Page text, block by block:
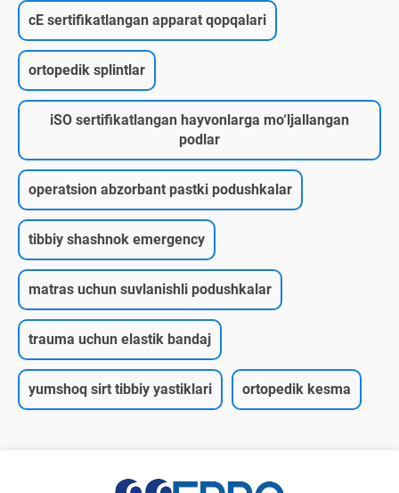
cE sertifikatlangan apparat qopqalari
ortopedik splintlar
iSO sertifikatlangan hayvonlarga mo‘ljallangan
podlar
operatsion abzorbant pastki podushkalar
tibbiy shashnok emergency
matras uchun suvlanishli podushkalar
trauma uchun elastik bandaj
yumshoq sirt tibbiy yastiklari ortopedik kesma